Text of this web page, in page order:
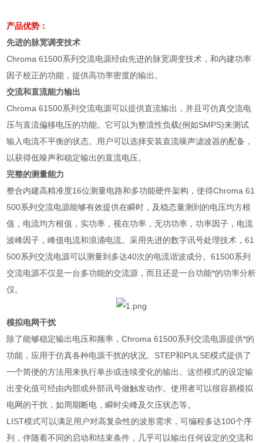
产品优势：
先进的脉宽调变技术
Chroma 61500系列交流电源经由先进的脉宽调变技术，和内建功率
因子校正的功能，提供高功率密度的输出。
交流和直流能力输出
Chroma 61500系列交流电源可以提供直流输出，并且可仿真交流电
压与直流偏移电压的功能。它可以为整流性负载(例如SMPS)来测试
输入电流不平衡的状态。用户可以选择安装直流噪声滤波器的配备，
以获得低噪声和稳定输出的直流电压。
完整的测量能力
整合内建高精准度16位测量电路和多功能硬件架构，使得Chroma 61
500系列交流电源能够有效提供在瞬时，及稳态量测到的电压均方根
值，电流均方根值，实功率，视在功率，无功功率，功率因子，电流
波峰因子，峰值电流和浪涌电流。采用先进的数字讯号处理技术，61
500系列交流电源可以测量到多达40次的电流谐波成分。61500系列
交流电源不仅是一台多功能的交流源，而且还是一台功能*的功率分析
仪。
模拟电网干扰
除了能够稳定输出电压和频率，Chroma 61500系列交流电源提供*的
功能，应用于仿真各种电源干扰的状况。 STEP和PULSE模式提供了
一个简便的方法用来执行单步或连续变化的输出。这些模式的设定输
出变化值可经由内部或外部讯号做触发动作。使用者可以很容易模拟
电网的干扰，如周期断电，瞬时尖峰及欠压状态等。
LIST模式可以满足用户对高复杂性的波形需求，可编程多达100个序
列，伴随着不同的启动和结束条件，几乎可以输出任何设定的交流和